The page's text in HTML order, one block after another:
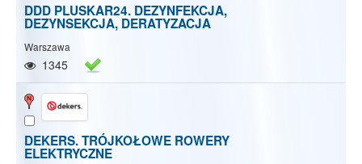
DDD PLUSKAR24. DEZYNFEKCJA,
DEZYNSEKCJA, DERATYZACJA
Warszawa
1345
DEKERS. TRÓJKOŁOWE ROWERY
ELEKTRYCZNE